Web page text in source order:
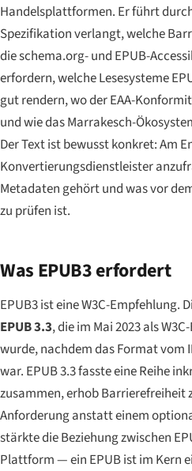
Handelsplattformen. Er führt
Spezifikation verlangt, welche
die schema.org- und EPUB-
erfordern, welche Lesesysteme
gut rendern, wo der EAA-
und wie das Marrakesch-
Der Text ist bewusst konkret: Am
Konvertierungsdienstleister
Metadaten gehört und was vor
zu prüfen ist.
Was EPUB3 erfordert
EPUB3 ist eine W3C-Empfehlung.
EPUB 3.3, die im Mai 2023 als
wurde, nachdem das Format vom
war. EPUB 3.3 fasste eine Reihe
zusammen, erhob Barrierefreiheit
Anforderung anstatt einem
stärkte die Beziehung zwischen
Plattform — ein EPUB ist im Kern